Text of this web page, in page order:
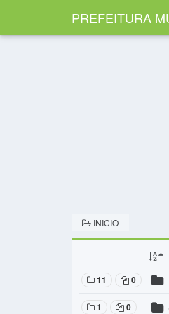
PREFEITURA
INICIO
11 0
1 0